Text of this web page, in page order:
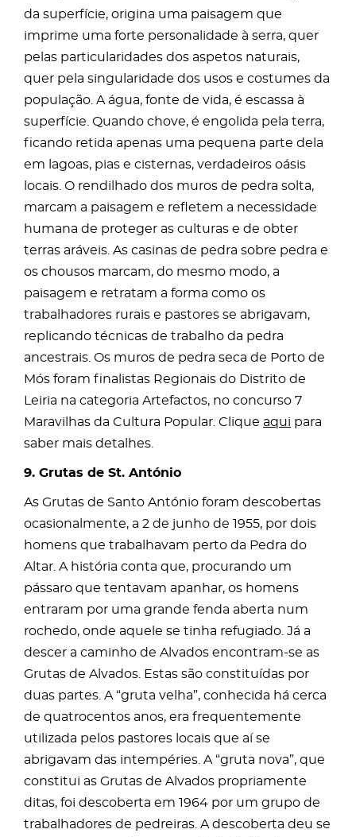
da superfície, origina uma paisagem que
imprime uma forte personalidade à serra, quer
pelas particularidades dos aspetos naturais,
quer pela singularidade dos usos e costumes da
população. A água, fonte de vida, é escassa à
superfície. Quando chove, é engolida pela terra,
ficando retida apenas uma pequena parte dela
em lagoas, pias e cisternas, verdadeiros oásis
locais. O rendilhado dos muros de pedra solta,
marcam a paisagem e refletem a necessidade
humana de proteger as culturas e de obter
terras aráveis. As casinas de pedra sobre pedra e
os chousos marcam, do mesmo modo, a
paisagem e retratam a forma como os
trabalhadores rurais e pastores se abrigavam,
replicando técnicas de trabalho da pedra
ancestrais. Os muros de pedra seca de Porto de
Mós foram finalistas Regionais do Distrito de
Leiria na categoria Artefactos, no concurso 7
Maravilhas da Cultura Popular. Clique aqui para
saber mais detalhes.
9. Grutas de St. António
As Grutas de Santo António foram descobertas
ocasionalmente, a 2 de junho de 1955, por dois
homens que trabalhavam perto da Pedra do
Altar. A história conta que, procurando um
pássaro que tentavam apanhar, os homens
entraram por uma grande fenda aberta num
rochedo, onde aquele se tinha refugiado. Já a
descer a caminho de Alvados encontram-se as
Grutas de Alvados. Estas são constituídas por
duas partes. A “gruta velha”, conhecida há cerca
de quatrocentos anos, era frequentemente
utilizada pelos pastores locais que aí se
abrigavam das intempéries. A “gruta nova”, que
constitui as Grutas de Alvados propriamente
ditas, foi descoberta em 1964 por um grupo de
trabalhadores de pedreiras. A descoberta deu se